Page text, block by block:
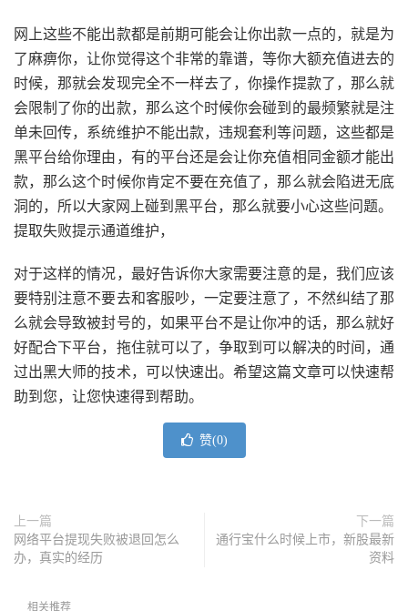
网上这些不能出款都是前期可能会让你出款一点的，就是为
了麻痹你，让你觉得这个非常的靠谱，等你大额充值进去的
时候，那就会发现完全不一样去了，你操作提款了，那么就
会限制了你的出款，那么这个时候你会碰到的最频繁就是注
单未回传，系统维护不能出款，违规套利等问题，这些都是
黑平台给你理由，有的平台还是会让你充值相同金额才能出
款，那么这个时候你肯定不要在充值了，那么就会陷进无底
洞的，所以大家网上碰到黑平台，那么就要小心这些问题。
提取失败提示通道维护，
对于这样的情况，最好告诉你大家需要注意的是，我们应该
要特别注意不要去和客服吵，一定要注意了，不然纠结了那
么就会导致被封号的，如果平台不是让你冲的话，那么就好
好配合下平台，拖住就可以了，争取到可以解决的时间，通
过出黑大师的技术，可以快速出。希望这篇文章可以快速帮
助到您，让您快速得到帮助。
赞(0)
上一篇
网络平台提现失败被退回怎么
办，真实的经历
下一篇
通行宝什么时候上市，新股最新
资料
相关推荐